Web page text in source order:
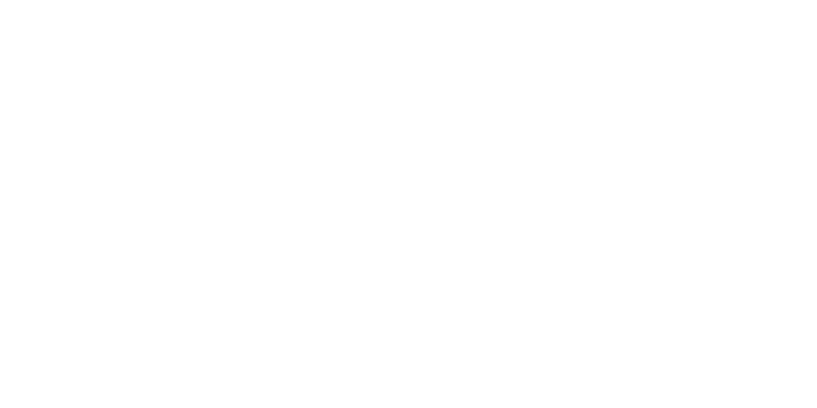
pohodlný a nezapomenutelný pobyt. Díky otevřenému obývacímu pokoji, dobře vybavené kuchyni a jídelnímu koutu je zde dostatek
jídelní stůl, chytrá televize a Wi-Fi připojení usnadňují trávení času celé rodině.
a soukromý bazén*. S lehátky, polstrovaným venkovním zahradním nábytkem, slunečníky a venkovním jídelním stolem s grilem je každý
záliv se vydejte na střešní terasu, na kterou se dostanete z prvního patra.
šířku 80 cm, zatímco dveře na terasu jsou široké 190 cm. Terasa je otevřená, rovná a dlažbová s umělým trávníkem. Samotný bazén má
patra vede 20 schodů. Dveře do hlavní ložnice jsou široké 73 cm a dveře do koupelny jsou také široké 73 cm. Dveře do kuchyně/jídelny
cm. *Upozorňujeme, že i když bylo vynaloženo veškeré úsilí k zajištění přesnosti poskytnutých informací, mohou se vyskytnout chyby,
kontaktovat.